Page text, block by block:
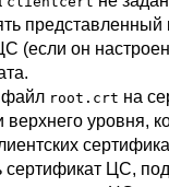
(если он
файл root.crt на
верхнего уровня,
сертификат ЦС,